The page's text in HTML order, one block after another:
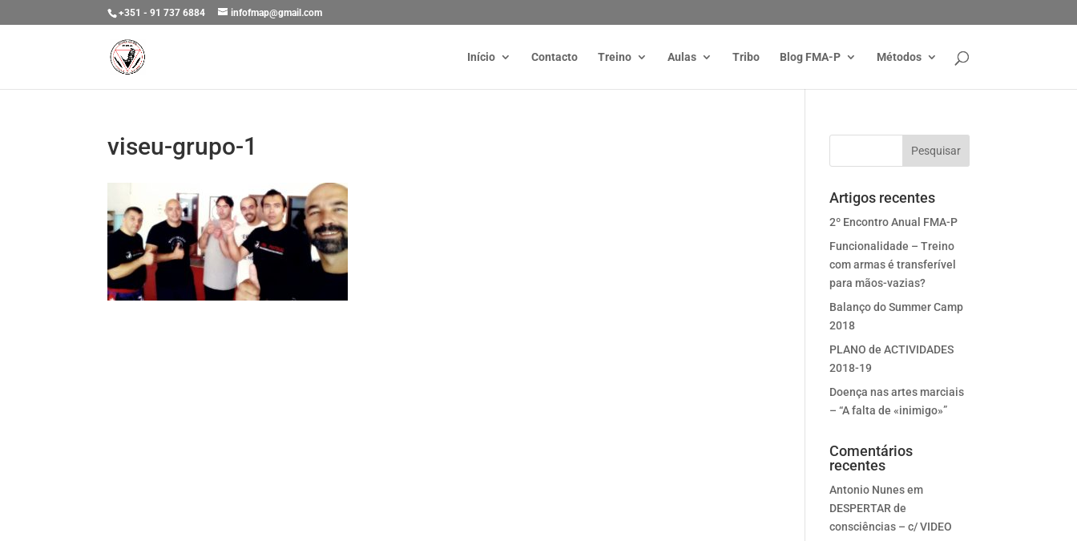
+351 - 91 737 6884 infofmap@gmail.com
Início Contacto Treino Aulas Tribo Blog FMA-P Métodos
viseu-grupo-1
Artigos recentes
2º Encontro Anual FMA-P
Funcionalidade – Treino
com armas é transferível
para mãos-vazias?
Balanço do Summer Camp
2018
PLANO de ACTIVIDADES
2018-19
Doença nas artes marciais
– “A falta de «inimigo»”
Comentários
recentes
Antonio Nunesem
DESPERTAR de
consciências – c/ VIDEO